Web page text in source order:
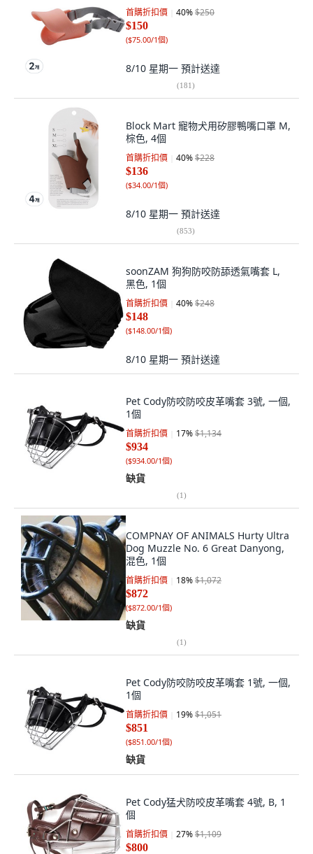
首購折扣價 40%$250
$150
($75.00/1個)
8/10 星期一 預計送達
(181)
Block Mart 寵物犬用矽膠鴨嘴口罩 M,
棕色, 4個
首購折扣價 40%$228
$136
($34.00/1個)
8/10 星期一 預計送達
(853)
soonZAM 狗狗防咬防舔透氣嘴套 L,
黑色, 1個
首購折扣價 40%$248
$148
($148.00/1個)
8/10 星期一 預計送達
Pet Cody防咬防咬皮革嘴套 3號, 一個,
1個
首購折扣價 17%$1,134
$934
($934.00/1個)
缺貨
(1)
COMPNAY OF ANIMALS Hurty Ultra
Dog Muzzle No. 6 Great Danyong,
混色, 1個
首購折扣價 18%$1,072
$872
($872.00/1個)
缺貨
(1)
Pet Cody防咬防咬皮革嘴套 1號, 一個,
1個
首購折扣價 19%$1,051
$851
($851.00/1個)
缺貨
Pet Cody猛犬防咬皮革嘴套 4號, B, 1
個
首購折扣價 27%$1,109
$800